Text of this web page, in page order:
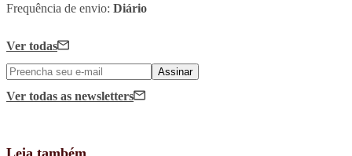
Frequência de envio: Diário
Ver todas
Assinar
Ver todas as newsletters
Leia também